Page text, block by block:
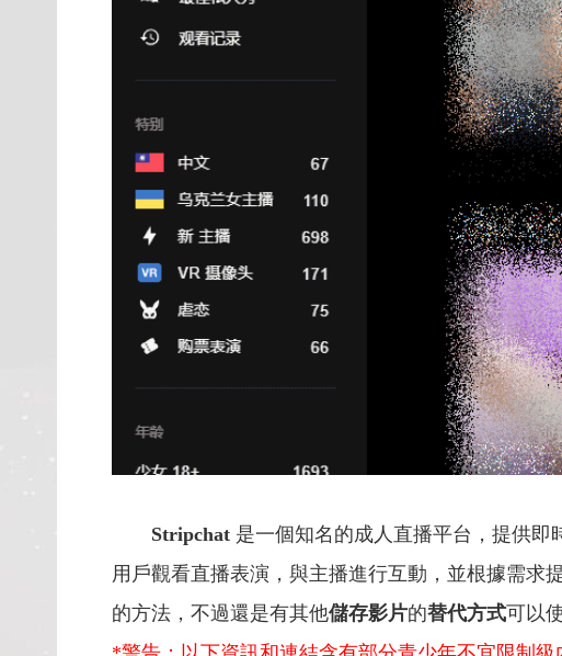
Stripchat 是一個知名的成人直播平台，提供
用戶觀看直播表演，與主播進行互動，並根據需求
的方法，不過還是有其他儲存影片的替代方式可以